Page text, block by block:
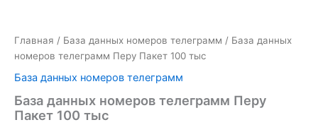
Главная / База данных номеров телеграмм / База данных
номеров телеграмм Перу Пакет 100 тыс
База данных номеров телеграмм
База данных номеров телеграмм Перу
Пакет 100 тыс